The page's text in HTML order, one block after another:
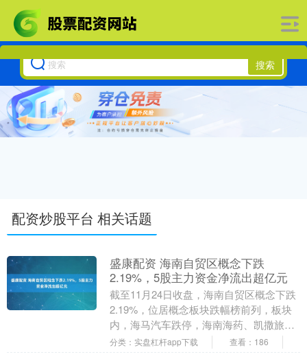
搜索
配资炒股平台 相关话题
盛康配资 海南自贸区概念下跌
2.19%，5股主力资金净流出超亿元
截至11月24日收盘，海南自贸区概念下跌
2.19%，位居概念板块跌幅榜前列，板块
内，海马汽车跌停，海南海药、凯撒旅
业、康芝药业等跌幅居前，股价上涨的有8
分类：实盘杠杆app下载 查看：186